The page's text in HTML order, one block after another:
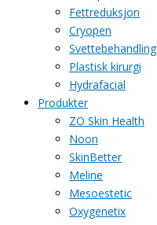
Fettreduksjon
Cryopen
Svettebehandling
Plastisk kirurgi
Hydrafacial
Produkter
ZO Skin Health
Noon
SkinBetter
Meline
Mesoestetic
Oxygenetix